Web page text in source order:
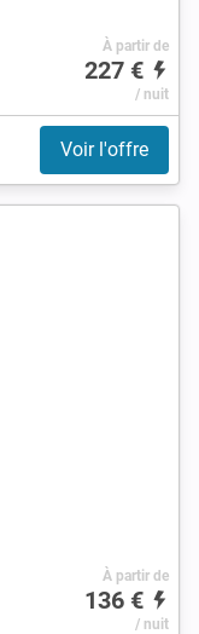
À partir de
227 €
/ nuit
Voir l'offre
À partir de
136 €
/ nuit